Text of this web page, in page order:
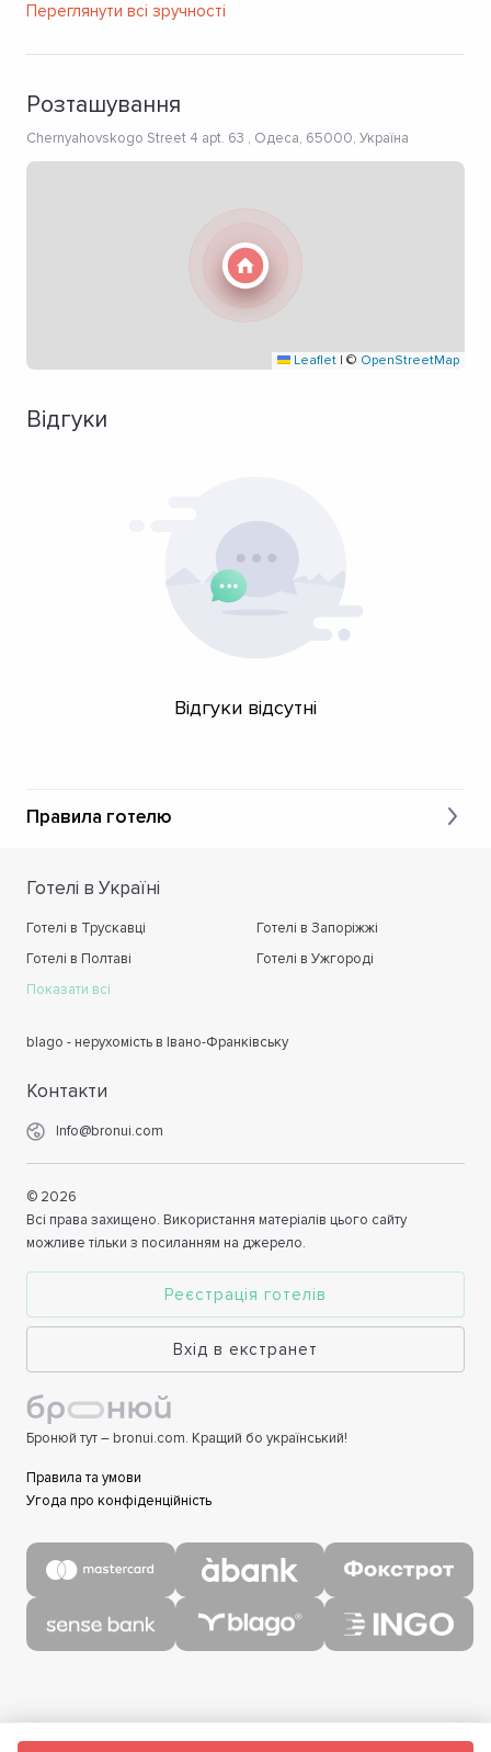
Переглянути всі зручності
Розташування
Chernyahovskogo Street 4 apt. 63 , Одеса, 65000, Україна
Leaflet | © OpenStreetMap
Відгуки
Відгуки відсутні
Правила готелю
Готелі в Україні
Готелі в Трускавці
Готелі в Запоріжжі
Готелі в Полтаві
Готелі в Ужгороді
Показати всі
blago - нерухомість в Івано-Франківську
Контакти
Info@bronui.com
© 2026
Всі права захищено. Використання матеріалів цього сайту
можливе тільки з посиланням на джерело.
Реєстрація готелів
Вхід в екстранет
Бронюй тут – bronui.com. Кращий бо український!
Правила та умови
Угода про конфіденційність